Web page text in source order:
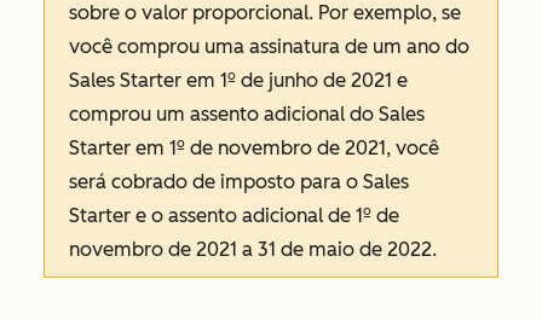
sobre o valor proporcional. Por exemplo, se
você comprou uma assinatura de um ano do
Sales Starter em 1º de junho de 2021 e
comprou um assento adicional do Sales
Starter em 1º de novembro de 2021, você
será cobrado de imposto para o Sales
Starter e o assento adicional de 1º de
novembro de 2021 a 31 de maio de 2022.